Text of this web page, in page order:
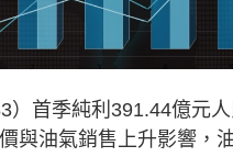
首季純利391.44億元人
與油氣銷售上升影響，